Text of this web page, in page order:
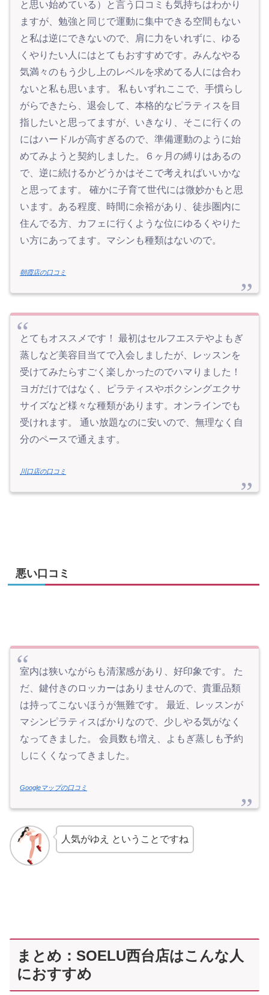
と思い始めている）と言う口コミも気持ちはわかり
ますが、勉強と同じで運動に集中できる空間もない
と私は逆にできないので、肩に力をいれずに、ゆる
くやりたい人にはとてもおすすめです。みんなやる
気満々のもう少し上のレベルを求めてる人には合わ
ないと私も思います。 私もいずれここで、手慣らし
がらできたら、退会して、本格的なピラティスを目
指したいと思ってますが、いきなり、そこに行くの
にはハードルが高すぎるので、準備運動のように始
めてみようと契約しました。６ヶ月の縛りはあるの
で、逆に続けるかどうかはそこで考えればいいかな
と思ってます。 確かに子育て世代には微妙かもと思
います。ある程度、時間に余裕があり、徒歩圏内に
住んでる方、カフェに行くような位にゆるくやりた
い方にあってます。マシンも種類はないので。
朝霞店の口コミ
とてもオススメです！ 最初はセルフエステやよもぎ
蒸しなど美容目当てで入会しましたが、レッスンを
受けてみたらすごく楽しかったのでハマりました！
ヨガだけではなく、ピラティスやボクシングエクサ
サイズなど様々な種類があります。オンラインでも
受けれます。 通い放題なのに安いので、無理なく自
分のペースで通えます。
川口店の口コミ
悪い口コミ
室内は狭いながらも清潔感があり、好印象です。 た
だ、鍵付きのロッカーはありませんので、貴重品類
は持ってこないほうが無難です。 最近、レッスンが
マシンピラティスばかりなので、少しやる気がなく
なってきました。 会員数も増え、よもぎ蒸しも予約
しにくくなってきました。
Googleマップの口コミ
人気がゆえ ということですね
まとめ：SOELU西台店はこんな人
におすすめ